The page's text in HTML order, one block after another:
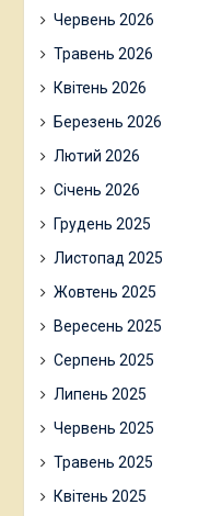
Червень 2026
Травень 2026
Квітень 2026
Березень 2026
Лютий 2026
Січень 2026
Грудень 2025
Листопад 2025
Жовтень 2025
Вересень 2025
Серпень 2025
Липень 2025
Червень 2025
Травень 2025
Квітень 2025